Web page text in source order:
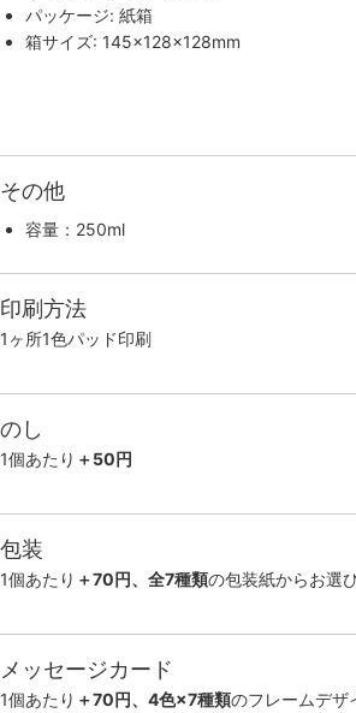
パッケージ: 紙箱
箱サイズ: 145×128×128mm
その他
容量：250ml
印刷方法
1ヶ所1色パッド印刷
のし
1個あたり ＋50円
包装
1個あたり ＋70円、全7種類の包装紙からお選
メッセージカード
1個あたり ＋70円、4色×7種類のフレームデザ